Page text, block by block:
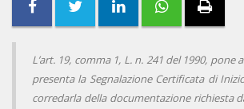
L’art. 19, comma 1, L. n. 241 del 1990, pone
presenta la Segnalazione Certificata di
corredarla della documentazione richiesta